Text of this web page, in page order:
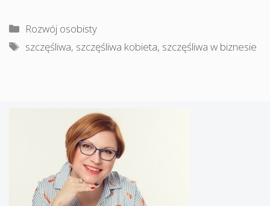
Kategorie
Rozwój osobisty
Tagi
szczęśliwa, szczęśliwa kobieta, szczęśliwa w biznesie